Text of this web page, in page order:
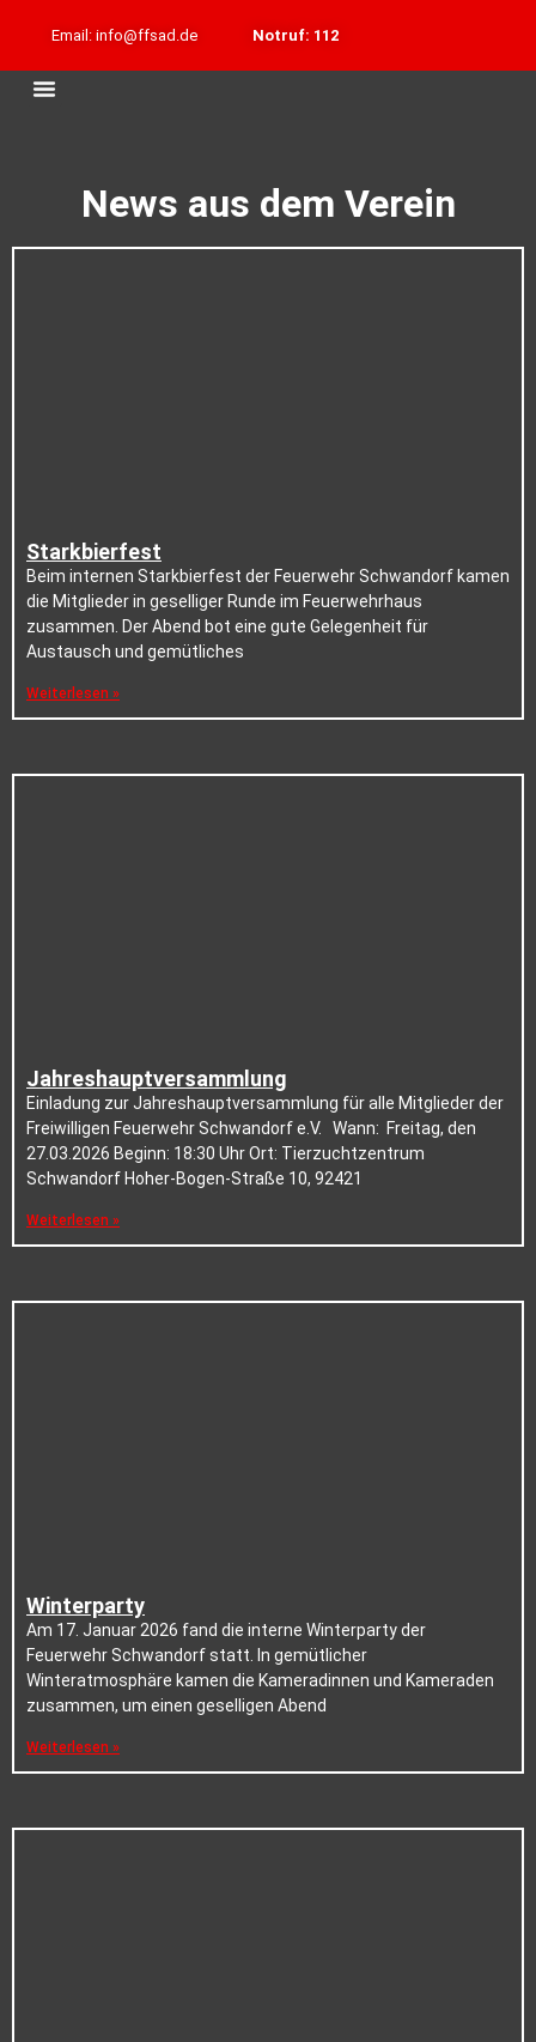
Email: info@ffsad.de Notruf: 112
News aus dem Verein
Starkbierfest
Beim internen Starkbierfest der Feuerwehr Schwandorf kamen
die Mitglieder in geselliger Runde im Feuerwehrhaus
zusammen. Der Abend bot eine gute Gelegenheit für
Austausch und gemütliches
Weiterlesen »
Jahreshauptversammlung
Einladung zur Jahreshauptversammlung für alle Mitglieder der
Freiwilligen Feuerwehr Schwandorf e.V. Wann: Freitag, den
27.03.2026 Beginn: 18:30 Uhr Ort: Tierzuchtzentrum
Schwandorf Hoher-Bogen-Straße 10, 92421
Weiterlesen »
Winterparty
Am 17. Januar 2026 fand die interne Winterparty der
Feuerwehr Schwandorf statt. In gemütlicher
Winteratmosphäre kamen die Kameradinnen und Kameraden
zusammen, um einen geselligen Abend
Weiterlesen »